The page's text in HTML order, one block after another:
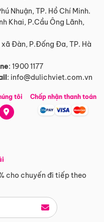
Nhuận, TP. Hồ Chí Minh.
Khai, P.Cầu Ông Lãnh,
Đàn, P.Đống Đa, TP. Hà
: 1900 1177
: info@dulichviet.com.vn
cho chuyến đi tiếp theo
tôi Chấp nhận thanh toán